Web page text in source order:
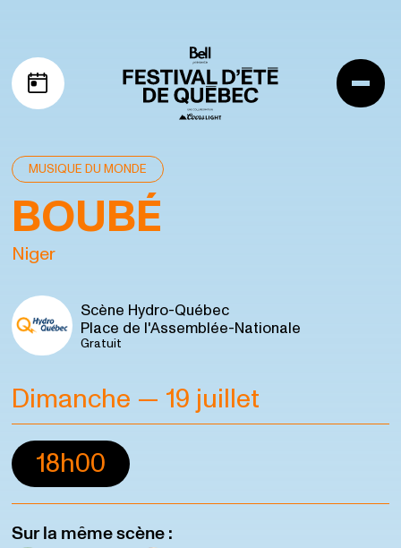
Mon horaire
MUSIQUE DU MONDE
BOUBÉ
Niger
Scène Hydro-Québec
Place de l'Assemblée-Nationale
Gratuit
Dimanche — 19 juillet
18h00
Sur la même scène :